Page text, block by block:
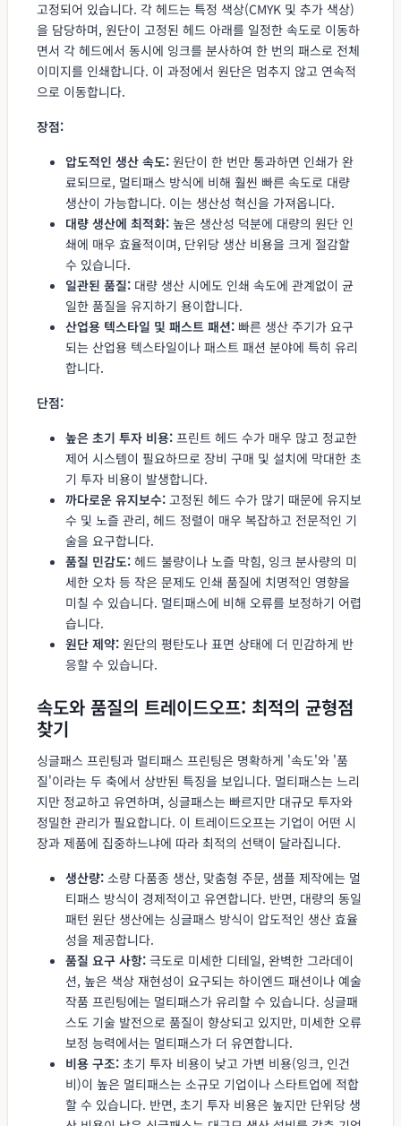
고정되어 있습니다. 각 헤드는 특정 색상(CMYK 및 추가 색상)
을 담당하며, 원단이 고정된 헤드 아래를 일정한 속도로 이동하
면서 각 헤드에서 동시에 잉크를 분사하여 한 번의 패스로 전체
이미지를 인쇄합니다. 이 과정에서 원단은 멈추지 않고 연속적
으로 이동합니다.
장점:
압도적인 생산 속도: 원단이 한 번만 통과하면 인쇄가 완
료되므로, 멀티패스 방식에 비해 훨씬 빠른 속도로 대량
생산이 가능합니다. 이는 생산성 혁신을 가져옵니다.
대량 생산에 최적화: 높은 생산성 덕분에 대량의 원단 인
쇄에 매우 효율적이며, 단위당 생산 비용을 크게 절감할
수 있습니다.
일관된 품질: 대량 생산 시에도 인쇄 속도에 관계없이 균
일한 품질을 유지하기 용이합니다.
산업용 텍스타일 및 패스트 패션: 빠른 생산 주기가 요구
되는 산업용 텍스타일이나 패스트 패션 분야에 특히 유리
합니다.
단점:
높은 초기 투자 비용: 프린트 헤드 수가 매우 많고 정교한
제어 시스템이 필요하므로 장비 구매 및 설치에 막대한 초
기 투자 비용이 발생합니다.
까다로운 유지보수: 고정된 헤드 수가 많기 때문에 유지보
수 및 노즐 관리, 헤드 정렬이 매우 복잡하고 전문적인 기
술을 요구합니다.
품질 민감도: 헤드 불량이나 노즐 막힘, 잉크 분사량의 미
세한 오차 등 작은 문제도 인쇄 품질에 치명적인 영향을
미칠 수 있습니다. 멀티패스에 비해 오류를 보정하기 어렵
습니다.
원단 제약: 원단의 평탄도나 표면 상태에 더 민감하게 반
응할 수 있습니다.
속도와 품질의 트레이드오프: 최적의 균형점
찾기
싱글패스 프린팅과 멀티패스 프린팅은 명확하게 '속도'와 '품
질'이라는 두 축에서 상반된 특징을 보입니다. 멀티패스는 느리
지만 정교하고 유연하며, 싱글패스는 빠르지만 대규모 투자와
정밀한 관리가 필요합니다. 이 트레이드오프는 기업이 어떤 시
장과 제품에 집중하느냐에 따라 최적의 선택이 달라집니다.
생산량: 소량 다품종 생산, 맞춤형 주문, 샘플 제작에는 멀
티패스 방식이 경제적이고 유연합니다. 반면, 대량의 동일
패턴 원단 생산에는 싱글패스 방식이 압도적인 생산 효율
성을 제공합니다.
품질 요구 사항: 극도로 미세한 디테일, 완벽한 그라데이
션, 높은 색상 재현성이 요구되는 하이엔드 패션이나 예술
작품 프린팅에는 멀티패스가 유리할 수 있습니다. 싱글패
스도 기술 발전으로 품질이 향상되고 있지만, 미세한 오류
보정 능력에서는 멀티패스가 더 유연합니다.
비용 구조: 초기 투자 비용이 낮고 가변 비용(잉크, 인건
비)이 높은 멀티패스는 소규모 기업이나 스타트업에 적합
할 수 있습니다. 반면, 초기 투자 비용은 높지만 단위당 생